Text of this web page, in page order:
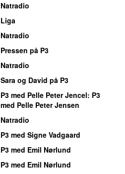
Natradio
Liga
Natradio
Pressen på P3
Natradio
Sara og David på P3
P3 med Pelle Peter Jencel: P3
med Pelle Peter Jensen
Natradio
P3 med Signe Vadgaard
P3 med Emil Nørlund
P3 med Emil Nørlund